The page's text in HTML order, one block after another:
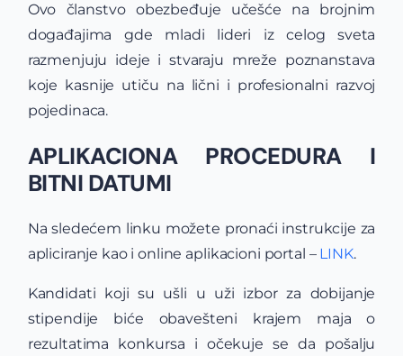
Ovo članstvo obezbeđuje učešće na brojnim
događajima gde mladi lideri iz celog sveta
razmenjuju ideje i stvaraju mreže poznanstava
koje kasnije utiču na lični i profesionalni razvoj
pojedinaca.
APLIKACIONA PROCEDURA I
BITNI DATUMI
Na sledećem linku možete pronaći instrukcije za
apliciranje kao i online aplikacioni portal – LINK.
Kandidati koji su ušli u uži izbor za dobijanje
stipendije biće obavešteni krajem maja o
rezultatima konkursa i očekuje se da pošalju